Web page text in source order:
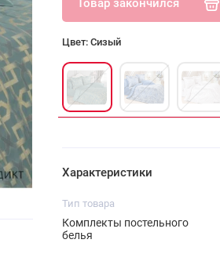
Товар закончился
Цвет: Сизый
Характеристики
Тип товара
Комплекты постельного
белья